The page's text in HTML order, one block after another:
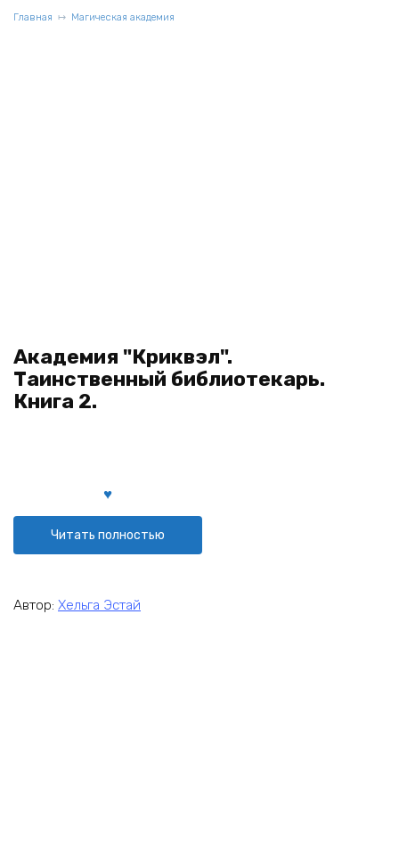
Главная Магическая академия
Академия "Криквэл".
Таинственный библиотекарь.
Книга 2.
Читать полностью
Автор: Хельга Эстай